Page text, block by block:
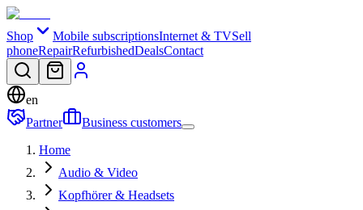
Shop Mobile subscriptionsInternet & TVSell
phoneRepairRefurbishedDealsContact
en
Partner
Business customers
Home
Audio & Video
Kopfhörer & Headsets